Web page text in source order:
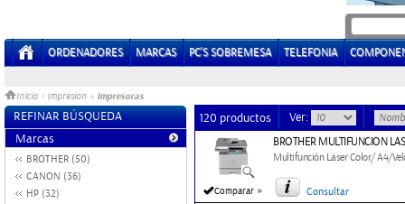
ORDENADORES MARCAS PC'S SOBREMESA TELEFONIA
Inicio > Impresion » Impresoras
REFINAR BÚSQUEDA
Marcas
BROTHER (50)
CANON (36)
HP (32)
120 productos Ver:
Comparar »
BROTHER MULTIFUNCION
Multifunción Láser Color/ A4/
Consultar